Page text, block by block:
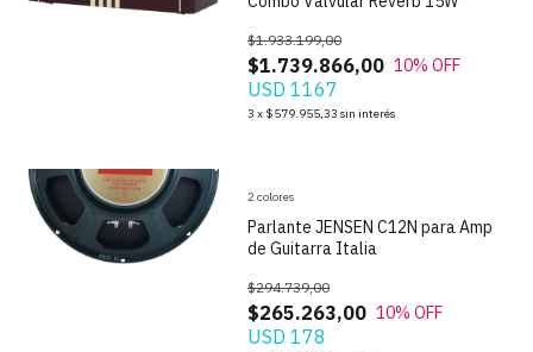
$1.739.866,00
$1.933.199,00
10% OFF
USD 1167
3 x $579.955,33 sin interés
Parlante JENSEN C12N para Amp
de Guitarra Italia
$265.263,00
$294.739,00
10% OFF
USD 178
2 colores